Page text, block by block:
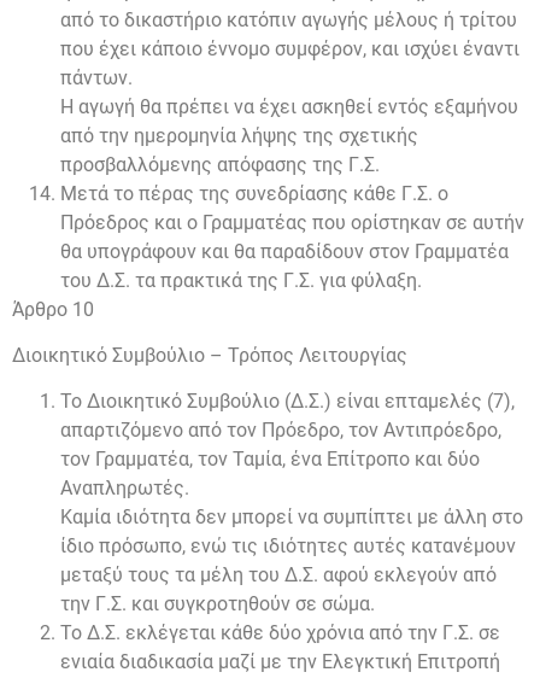
από το δικαστήριο κατόπιν αγωγής μέλους ή τρίτου
που έχει κάποιο έννομο συμφέρον, και ισχύει έναντι
πάντων.
Η αγωγή θα πρέπει να έχει ασκηθεί εντός εξαμήνου
από την ημερομηνία λήψης της σχετικής
προσβαλλόμενης απόφασης της Γ.Σ.
Μετά το πέρας της συνεδρίασης κάθε Γ.Σ. ο
Πρόεδρος και ο Γραμματέας που ορίστηκαν σε αυτήν
θα υπογράφουν και θα παραδίδουν στον Γραμματέα
του Δ.Σ. τα πρακτικά της Γ.Σ. για φύλαξη.
Άρθρο 10
Διοικητικό Συμβούλιο – Τρόπος Λειτουργίας
Το Διοικητικό Συμβούλιο (Δ.Σ.) είναι επταμελές (7),
απαρτιζόμενο από τον Πρόεδρο, τον Αντιπρόεδρο,
τον Γραμματέα, τον Ταμία, ένα Επίτροπο και δύο
Αναπληρωτές.
Καμία ιδιότητα δεν μπορεί να συμπίπτει με άλλη στο
ίδιο πρόσωπο, ενώ τις ιδιότητες αυτές κατανέμουν
μεταξύ τους τα μέλη του Δ.Σ. αφού εκλεγούν από
την Γ.Σ. και συγκροτηθούν σε σώμα.
Το Δ.Σ. εκλέγεται κάθε δύο χρόνια από την Γ.Σ. σε
ενιαία διαδικασία μαζί με την Ελεγκτική Επιτροπή